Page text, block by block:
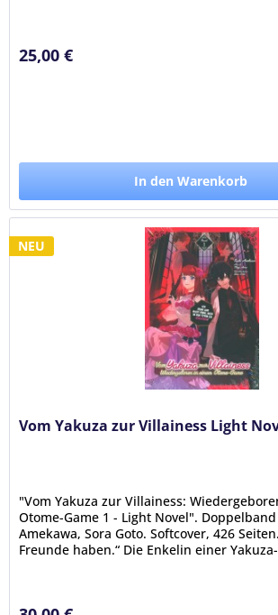
25,00 €
In den Warenkorb
NEU
Vom Yakuza zur Villainess Light
"Vom Yakuza zur Villainess:
Otome-Game 1 - Light Novel".
Amekawa, Sora Goto. Softcover, 426
Freunde haben.“ Die Enkelin einer